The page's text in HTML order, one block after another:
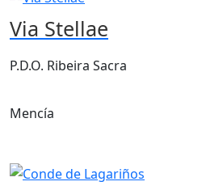
Via Stellae
P.D.O. Ribeira Sacra
Mencía